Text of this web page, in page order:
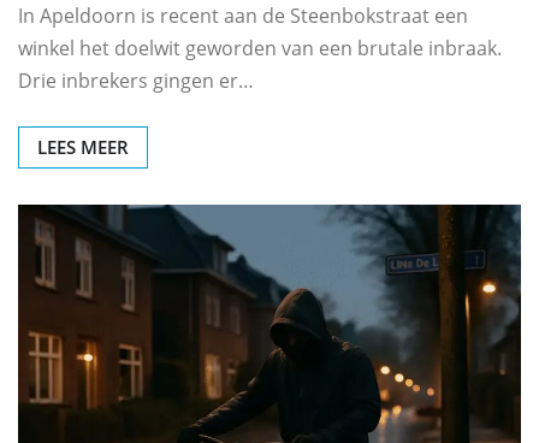
In Apeldoorn is recent aan de Steenbokstraat een
winkel het doelwit geworden van een brutale inbraak.
Drie inbrekers gingen er…
LEES MEER